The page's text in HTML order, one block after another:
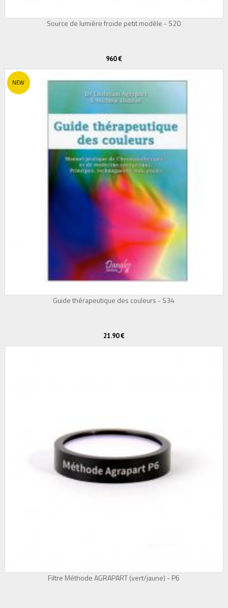
Source de lumière froide petit modèle - S20
960 €
NEW
Guide thérapeutique des couleurs - S34
21.90 €
Filtre Méthode AGRAPART (vert/jaune) - P6